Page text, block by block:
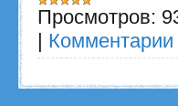
Просмотров:
Комментарии